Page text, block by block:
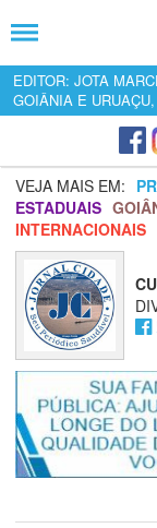
EDITOR: JOTA
GOIÂNIA E
VEJA MAIS EM:
ESTADUAIS
INTERNACIONAIS